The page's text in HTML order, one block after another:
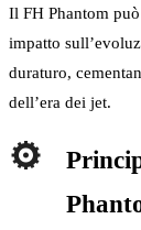
Il FH Phantom
impatto
duraturo,
dell’era dei jet.